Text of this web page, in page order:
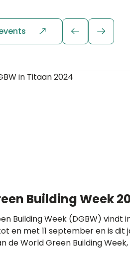
Building Week
Building Week (DGBW) vindt
en met 11 september en is dit
de World Green Building Week,